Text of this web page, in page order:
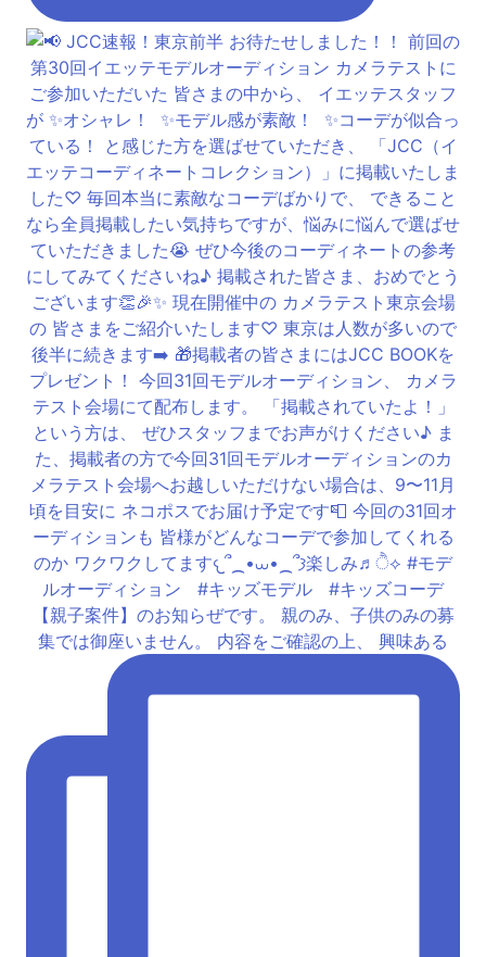
【親子案件】のお知らぜです。 親のみ、子供のみの募
集では御座いません。 内容をご確認の上、 興味ある